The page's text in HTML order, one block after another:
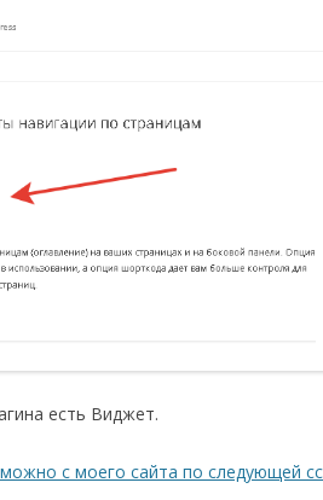
есть Виджет.
с моего сайта по следующей